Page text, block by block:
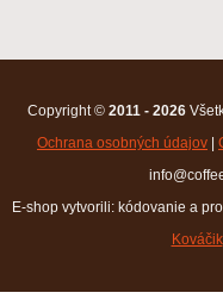
Copyright © 2011 - 2026
Ochrana osobných údajov
E-shop vytvorili: kódovanie a
Kováčik